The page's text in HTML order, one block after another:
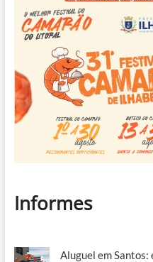
Informes
Aluguel em